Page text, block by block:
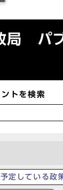
局 パ
トを検索
定している政